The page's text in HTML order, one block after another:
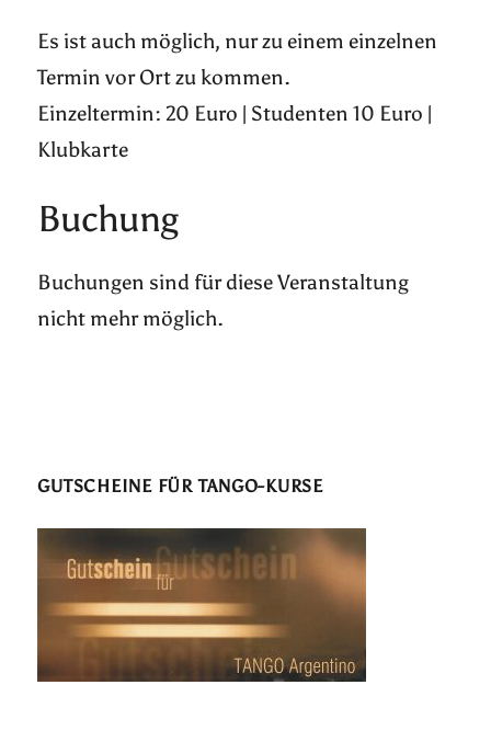
Es ist auch möglich, nur zu einem einzelnen
Termin vor Ort zu kommen.
Einzeltermin: 20 Euro | Studenten 10 Euro |
Klubkarte
Buchung
Buchungen sind für diese Veranstaltung
nicht mehr möglich.
GUTSCHEINE FÜR TANGO-KURSE